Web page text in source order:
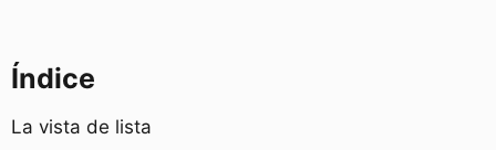
Índice
La vista de lista